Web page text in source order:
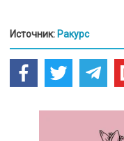
Источник: Ракурс